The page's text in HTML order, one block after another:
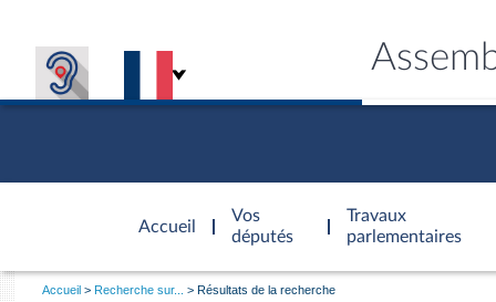
Accueil
d'accueil
Vos
députés
Travaux
parlementaires
Vous
Accueil Recherche sur... Résultats de la recherche